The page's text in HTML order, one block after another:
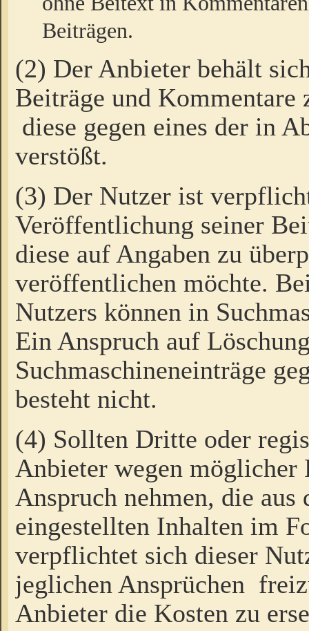
Beiträgen.
(2) Der Anbieter behält
Beiträge und Kommentare
diese gegen eines der in
verstößt.
(3) Der Nutzer ist
Veröffentlichung seiner
diese auf Angaben zu
veröffentlichen möchte.
Nutzers können in
Ein Anspruch auf
Suchmaschineneinträge
besteht nicht.
(4) Sollten Dritte oder
Anbieter wegen möglicher
Anspruch nehmen, die
eingestellten Inhalten im
verpflichtet sich dieser
jeglichen Ansprüchen
Anbieter die Kosten zu